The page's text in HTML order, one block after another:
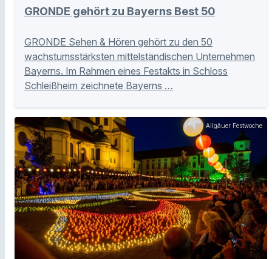
GRONDE gehört zu Bayerns Best 50
GRONDE Sehen & Hören gehört zu den 50
wachstumsstärksten mittelständischen Unternehmen
Bayerns. Im Rahmen eines Festakts in Schloss
Schleißheim zeichnete Bayerns …
Allgäuer Festwoche